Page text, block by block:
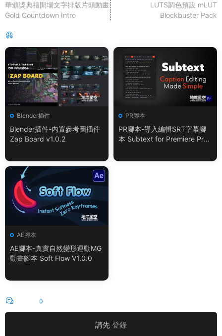
華頒獎典禮開場文字排版片頭動畫
Gold Countdown Intro
LUTS調色預設 mLUT
Blockbuster Pack
Blender插件
Blender插件-内置參考圖插件
Zap Board v1.0.2
PR腳本
PR腳本-導入編輯SRT字幕腳
本 Subtext for Premiere Pro
AE腳本
AE腳本-真實自然變形運動MG
動畫腳本 Soft Flow V1.0.0
0
請先 登錄